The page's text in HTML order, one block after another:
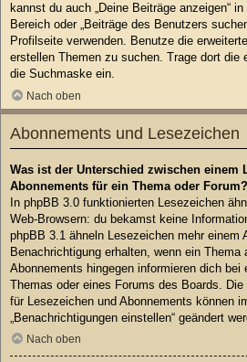
kannst du auch „Deine Beiträge anzeigen“
Bereich oder „Beiträge des Benutzers
Profilseite verwenden. Benutze die
erstellen Themen zu suchen. Trage dort die
die Suchmaske ein.
Nach oben
Abonnements und Lesezeichen
Was ist der Unterschied zwischen einem
Abonnements für ein Thema oder Forum?
In phpBB 3.0 funktionierten Lesezeichen
Web-Browsern: du bekamst keine
phpBB 3.1 ähneln Lesezeichen mehr einem
Benachrichtigung erhalten, wenn ein Thema
Abonnements hingegen informieren dich bei
Themas oder eines Forums des Boards.
für Lesezeichen und Abonnements können
„Benachrichtigungen einstellen“ geändert
Nach oben